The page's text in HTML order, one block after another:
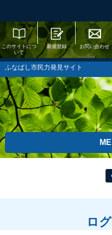
このサイトにつ
いて
新規登録 お問い合わせ
ふなばし市民力発見サイト
ロ